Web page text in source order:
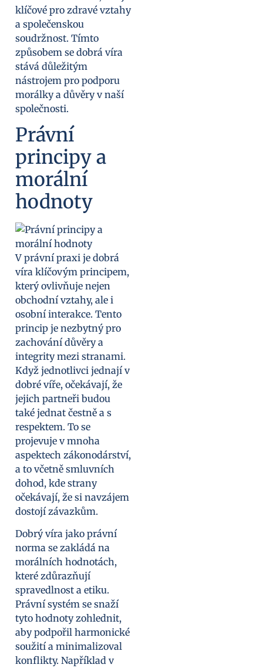
klíčové pro zdravé vztahy
a společenskou
soudržnost. Tímto
způsobem se dobrá víra
stává důležitým
nástrojem pro podporu
morálky a důvěry v naší
společnosti.
Právní
principy a
morální
hodnoty
V právní praxi je dobrá
víra klíčovým principem,
který ovlivňuje nejen
obchodní vztahy, ale i
osobní interakce. Tento
princip je nezbytný pro
zachování důvěry a
integrity mezi stranami.
Když jednotlivci jednají v
dobré víře, očekávají, že
jejich partneři budou
také jednat čestně a s
respektem. To se
projevuje v mnoha
aspektech zákonodárství,
a to včetně smluvních
dohod, kde strany
očekávají, že si navzájem
dostojí závazkům.
Dobrý víra jako právní
norma se zakládá na
morálních hodnotách,
které zdůrazňují
spravedlnost a etiku.
Právní systém se snaží
tyto hodnoty zohlednit,
aby podpořil harmonické
soužití a minimalizoval
konflikty. Například v